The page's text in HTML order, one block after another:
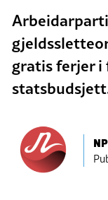
gratis ferjer